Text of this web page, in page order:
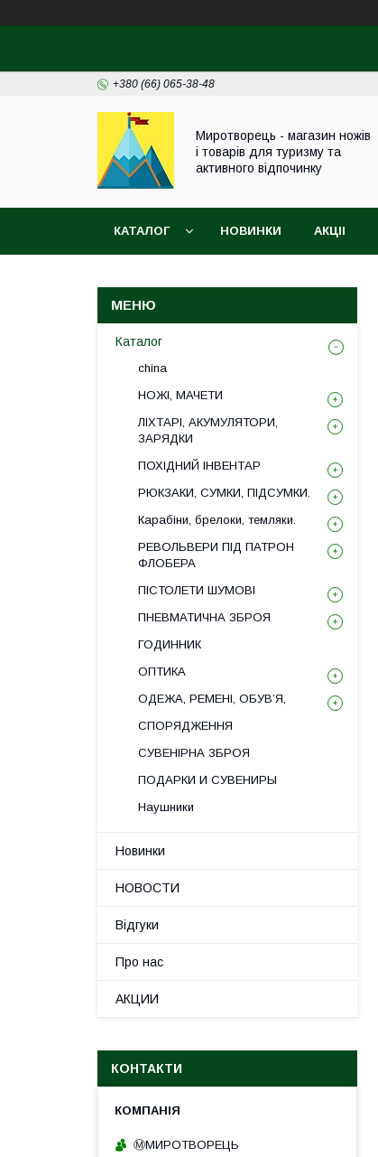
+380 (66) 065-38-48
Миротворець - магазин ножів
і товарів для туризму та
активного відпочинку
КАТАЛОГ НОВИНКИ АКЦІІ
Каталог
china
НОЖІ, МАЧЕТИ
ЛІХТАРІ, АКУМУЛЯТОРИ,
ЗАРЯДКИ
ПОХІДНИЙ ІНВЕНТАР
РЮКЗАКИ, СУМКИ, ПІДСУМКИ.
Карабіни, брелоки, темляки.
РЕВОЛЬВЕРИ ПІД ПАТРОН
ФЛОБЕРА
ПІСТОЛЕТИ ШУМОВІ
ПНЕВМАТИЧНА ЗБРОЯ
ГОДИННИК
ОПТИКА
ОДЕЖА, РЕМЕНІ, ОБУВ’Я,
СПОРЯДЖЕННЯ
СУВЕНІРНА ЗБРОЯ
ПОДАРКИ И СУВЕНИРЫ
Наушники
Новинки
НОВОСТИ
Відгуки
Про нас
АКЦИИ
КОНТАКТИ
Ⓜ️МИРОТВОРЕЦЬ